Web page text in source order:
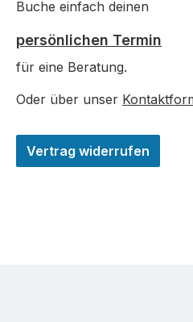
Buche einfach deinen
persönlichen Termin
für eine Beratung.
Oder über unser
Vertrag widerrufen